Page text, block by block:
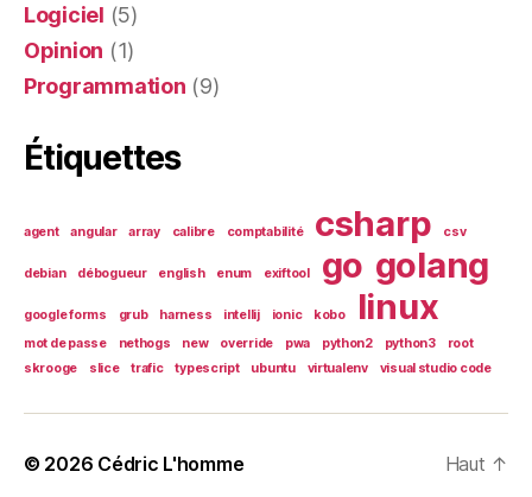
Logiciel (5)
Opinion (1)
Programmation (9)
Étiquettes
agent angular array calibre comptabilité csharp csv
debian débogueur english enum exiftool go golang
google forms grub harness intellij ionic kobo linux
mot de passe nethogs new override pwa python2 python3
root
skrooge
slice trafic typescript ubuntu virtualenv visual studio code
© 2026 Cédric L'homme
Haut ↑